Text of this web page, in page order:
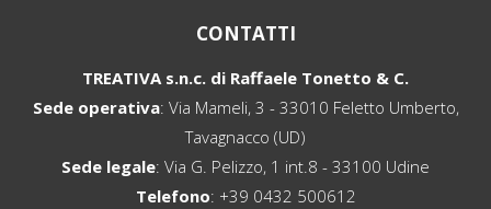
CONTATTI
TREATIVA s.n.c. di Raffaele Tonetto & C.
Sede operativa: Via Mameli, 3 - 33010 Feletto Umberto,
Tavagnacco (UD)
Sede legale: Via G. Pelizzo, 1 int.8 - 33100 Udine
Telefono: +39 0432 500612